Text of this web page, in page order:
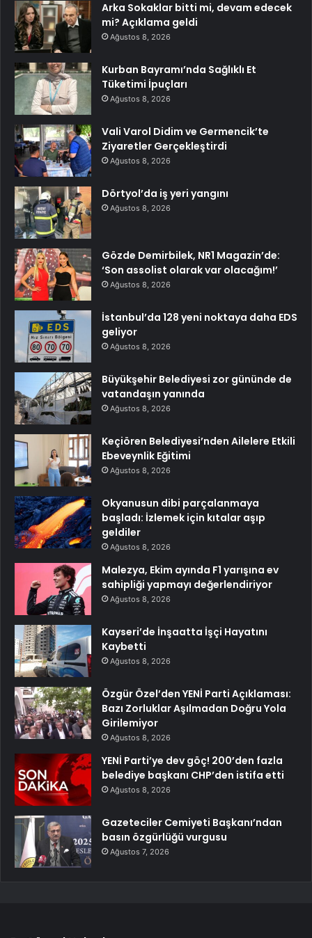
Arka Sokaklar bitti mi, devam edecek
mi? Açıklama geldi
Ağustos 8, 2026
Kurban Bayramı’nda Sağlıklı Et
Tüketimi İpuçları
Ağustos 8, 2026
Vali Varol Didim ve Germencik’te
Ziyaretler Gerçekleştirdi
Ağustos 8, 2026
Dörtyol’da iş yeri yangını
Ağustos 8, 2026
Gözde Demirbilek, NR1 Magazin’de:
‘Son assolist olarak var olacağım!’
Ağustos 8, 2026
İstanbul’da 128 yeni noktaya daha EDS
geliyor
Ağustos 8, 2026
Büyükşehir Belediyesi zor gününde de
vatandaşın yanında
Ağustos 8, 2026
Keçiören Belediyesi’nden Ailelere Etkili
Ebeveynlik Eğitimi
Ağustos 8, 2026
Okyanusun dibi parçalanmaya
başladı: İzlemek için kıtalar aşıp
geldiler
Ağustos 8, 2026
Malezya, Ekim ayında F1 yarışına ev
sahipliği yapmayı değerlendiriyor
Ağustos 8, 2026
Kayseri’de İnşaatta İşçi Hayatını
Kaybetti
Ağustos 8, 2026
Özgür Özel’den YENİ Parti Açıklaması:
Bazı Zorluklar Aşılmadan Doğru Yola
Girilemiyor
Ağustos 8, 2026
YENİ Parti’ye dev göç! 200’den fazla
belediye başkanı CHP’den istifa etti
Ağustos 8, 2026
Gazeteciler Cemiyeti Başkanı’ndan
basın özgürlüğü vurgusu
Ağustos 7, 2026